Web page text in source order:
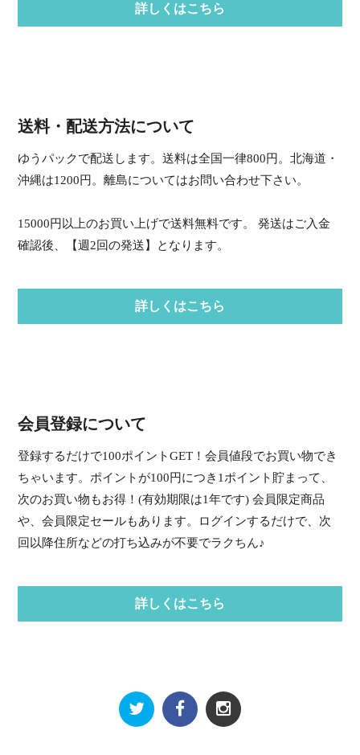
詳しくはこちら
送料・配送方法について
ゆうパックで配送します。送料は全国一律800円。北海道・
沖縄は1200円。離島についてはお問い合わせ下さい。
15000円以上のお買い上げで送料無料です。 発送はご入金
確認後、【週2回の発送】となります。
詳しくはこちら
会員登録について
登録するだけで100ポイントGET！会員値段でお買い物でき
ちゃいます。ポイントが100円につき1ポイント貯まって、
次のお買い物もお得！(有効期限は1年です) 会員限定商品
や、会員限定セールもあります。ログインするだけで、次
回以降住所などの打ち込みが不要でラクちん♪
詳しくはこちら